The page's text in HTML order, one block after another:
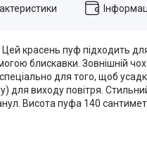
красень пуф підходить
блискавки. Зовнішній
для того, щоб
для виходу повітря.
Висота пуфа 140